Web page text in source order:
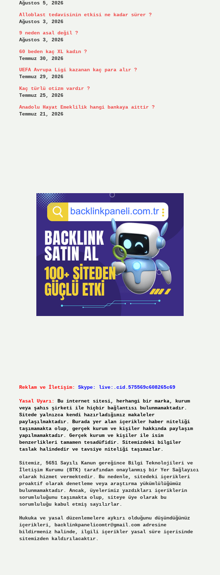
Ağustos 5, 2026
Alloblast tedavisinin etkisi ne kadar sürer ?
Ağustos 3, 2026
9 neden asal değil ?
Ağustos 3, 2026
60 beden kaç XL kadın ?
Temmuz 30, 2026
UEFA Avrupa Ligi kazanan kaç para alır ?
Temmuz 29, 2026
Kaç türlü otizm vardır ?
Temmuz 25, 2026
Anadolu Hayat Emeklilik hangi bankaya aittir ?
Temmuz 21, 2026
Reklam ve İletişim: Skype: live:.cid.575569c608265c69
Yasal Uyarı:
Bu internet sitesi, herhangi bir marka, kurum
veya şahıs şirketi ile hiçbir bağlantısı bulunmamaktadır.
Sitede yalnızca kendi hazırladığımız makaleler
paylaşılmaktadır. Burada yer alan içerikler haber niteliği
taşımamakta olup, gerçek kurum ve kişiler hakkında paylaşım
yapılmamaktadır. Gerçek kurum ve kişiler ile isim
benzerlikleri tamamen tesadüfidir. Sitemizdeki bilgiler
taslak halindedir ve tavsiye niteliği taşımazlar.
Sitemiz, 5651 Sayılı Kanun gereğince Bilgi Teknolojileri ve
İletişim Kurumu (BTK) tarafından onaylanmış bir Yer Sağlayıcı
olarak hizmet vermektedir. Bu nedenle, sitedeki içerikleri
proaktif olarak denetleme veya araştırma yükümlülüğümüz
bulunmamaktadır. Ancak, üyelerimiz yazdıkları içeriklerin
sorumluluğunu taşımakta olup, siteye üye olarak bu
sorumluluğu kabul etmiş sayılırlar.
Hukuka ve yasal düzenlemelere aykırı olduğunu düşündüğünüz
içerikleri, backlinkpanelicomtr@gmail.comadresine
bildirmeniz halinde, ilgili içerikler yasal süre içerisinde
sitemizden kaldırılacaktır.